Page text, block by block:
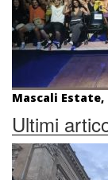
Mascali Estate,
Ultimi